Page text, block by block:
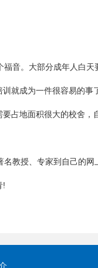
音。大部分成年人白
就成为一件很容易的
占地面积很大的校舍，
教授、专家到自己的
!